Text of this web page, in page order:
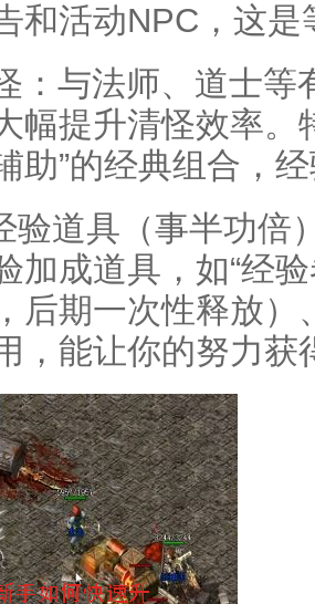
和活动NPC，这
：与法师、道士等
幅提升清怪效率。
助”的经典组合，
验道具（事半功倍
加成道具，如“经
后期一次性释放）
，能让你的努力